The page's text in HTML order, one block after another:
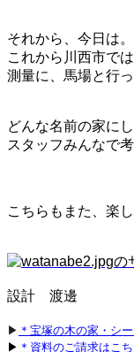
それから、今日は。
これから川西市で
測量に、馬場と行っ
どんな名前の家に
スタッフみんなで考
こちらもまた、楽し
設計　渡邊
▶ ＊宝塚の木の家・シ
▶ ＊資料のご請求はこ